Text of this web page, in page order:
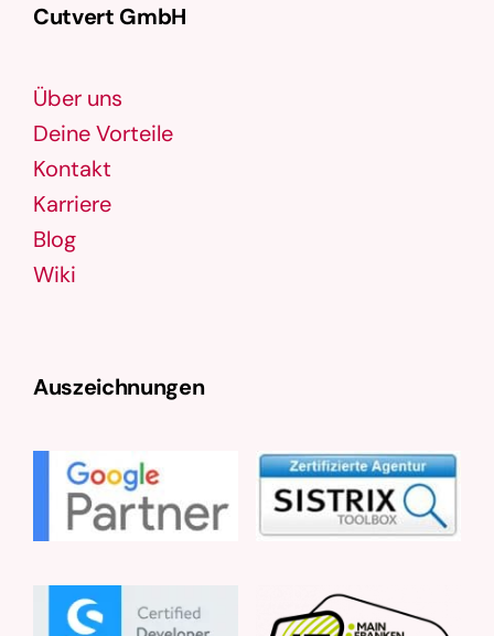
Cutvert GmbH
Über uns
Deine Vorteile
Kontakt
Karriere
Blog
Wiki
Auszeichnungen